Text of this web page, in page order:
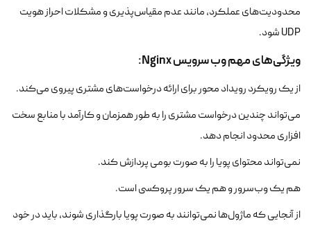
محدودیت‌های عملکرد، مانند عدم مقیاس‌پذیری و مشکلات احراز هویت
UDP شود.
ویژگی‌های مهم وب سرویس Nginx:
از یک رویکرد رویداد محور برای ارائه درخواست‌های مشتری پیروی می‌کند.
می‌تواند چندین درخواست مشتری را به طور همزمان و کارآمد با منابع سخت
افزاری محدود انجام دهد.
نمی‌تواند محتوای پویا را به صورت بومی پردازش کند.
هم یک وب‌سرور و هم یک سرور پروکسی است.
از آنجایی که ماژول‌ها نمی‌توانند به صورت پویا بارگذاری شوند، باید در خود